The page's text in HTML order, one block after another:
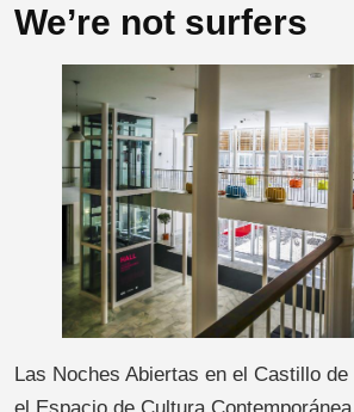
We’re not surfers
Las Noches Abiertas en el Castillo